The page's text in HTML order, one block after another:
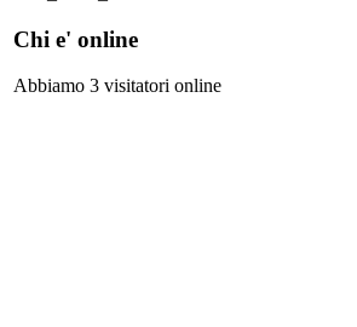
Chi e' online
Abbiamo 3 visitatori online